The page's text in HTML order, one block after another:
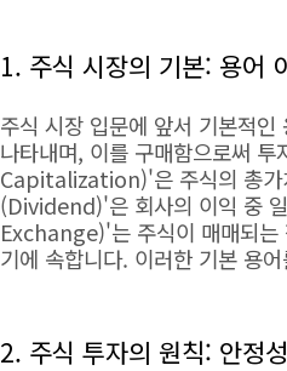
1. 주식 시장의 기본: 용어
주식 시장 입문에 앞서 기본적
나타내며, 이를 구매함으로써
Capitalization)'은 주식의 총가
(Dividend)'은 회사의 이익 중
Exchange)'는 주식이 매매되는
기에 속합니다. 이러한 기본 용
2. 주식 투자의 원칙: 안정